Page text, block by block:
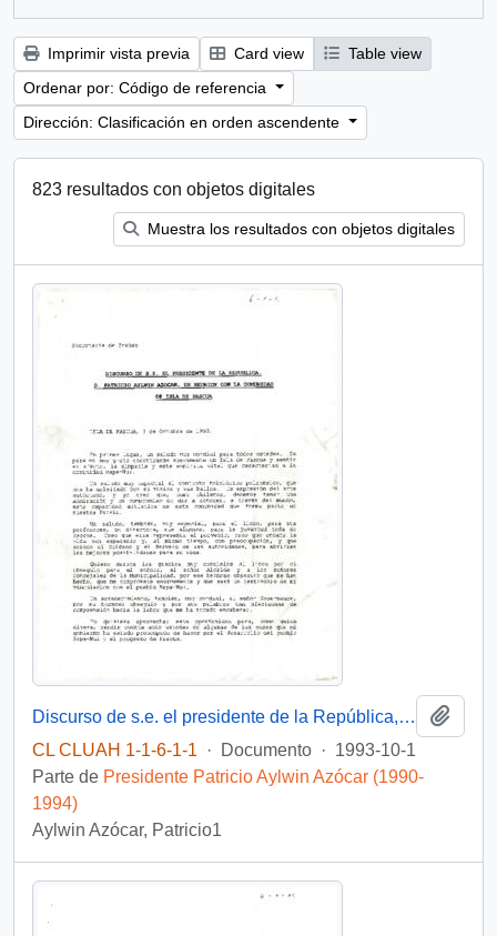
Imprimir vista previa Card view
Table view
Ordenar por: Código de referencia
Dirección: Clasificación en orden ascendente
823 resultados con objetos digitales
Muestra los resultados con objetos digitales
Discurso de s.e. el presidente de la República, d. patricio Aylwin Azócar, en reunión con la comunidad de isla de pascua.
CL CLUAH 1-1-6-1-1
· Documento · 1993-10-1
Parte de Presidente Patricio Aylwin Azócar (1990-
1994)
Aylwin Azócar, Patricio1